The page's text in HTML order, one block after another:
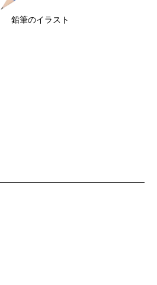
鉛筆のイラスト